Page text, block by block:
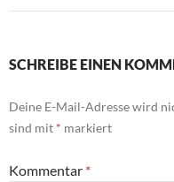
SCHREIBE EINEN
Deine E-Mail-Adresse wird
sind mit * markiert
Kommentar *